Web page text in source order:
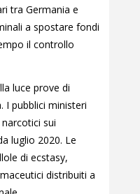
tra Germania e
a spostare fondi
il controllo
luce prove di
I pubblici ministeri
sui
luglio 2020. Le
di ecstasy,
distribuiti a